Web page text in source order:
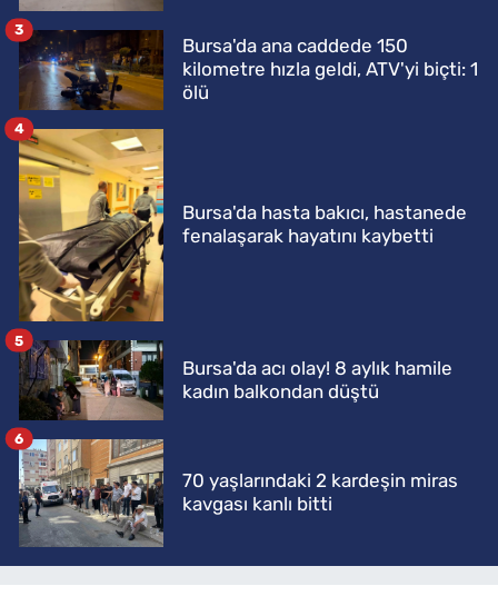
Bursa'da ana caddede 150
kilometre hızla geldi, ATV'yi biçti: 1
ölü
3
Bursa'da hasta bakıcı, hastanede
fenalaşarak hayatını kaybetti
4
Bursa'da acı olay! 8 aylık hamile
kadın balkondan düştü
5
70 yaşlarındaki 2 kardeşin miras
kavgası kanlı bitti
6